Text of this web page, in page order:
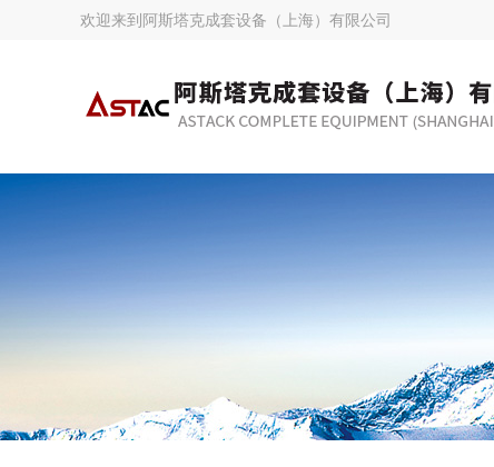
欢迎来到 阿斯塔克成套设备（上海）有限公司